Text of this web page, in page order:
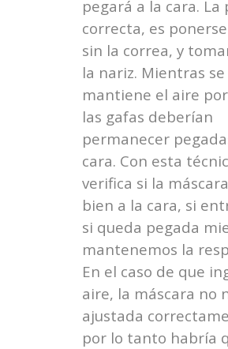
pegará a la cara. La
correcta, es
sin la correa, y
la nariz. Mientras se
mantiene el aire
las gafas deberían
permanecer
cara. Con esta
verifica si la
bien a la cara, si
si queda pegada
mantenemos la
En el caso de que
aire, la máscara no
ajustada
por lo tanto habría